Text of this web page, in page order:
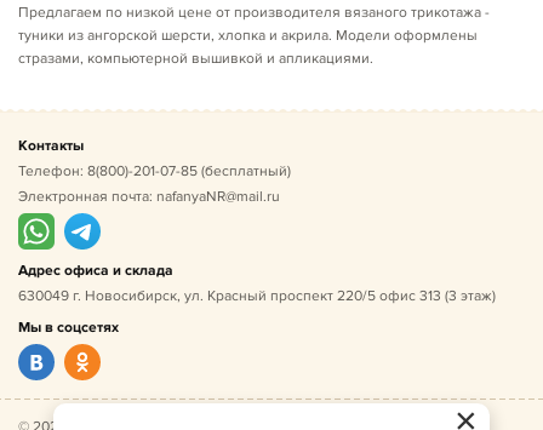
Предлагаем по низкой цене от производителя вязаного трикотажа -
туники из ангорской шерсти, хлопка и акрила. Модели оформлены
стразами, компьютерной вышивкой и апликациями.
Контакты
Телефон: 8(800)-201-07-85 (бесплатный)
Электронная почта: nafanyaNR@mail.ru
Адрес офиса и склада
630049 г. Новосибирск, ул. Красный проспект 220/5 офис 313 (3 этаж)
Мы в соцсетях